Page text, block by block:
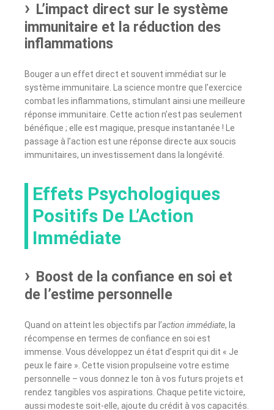
L’impact direct sur le système
immunitaire et la réduction des
inflammations
Bouger a un effet direct et souvent immédiat sur le
système immunitaire. La science montre que l’exercice
combat les inflammations, stimulant ainsi une meilleure
réponse immunitaire. Cette action n’est pas seulement
bénéfique ; elle est magique, presque instantanée ! Le
passage à l’action est une réponse directe aux soucis
immunitaires, un investissement dans la longévité.
Effets Psychologiques
Positifs De L’Action
Immédiate
Boost de la confiance en soi et
de l’estime personnelle
Quand on atteint les objectifs par l’action immédiate, la
récompense en termes de confiance en soi est
immense. Vous développez un état d’esprit qui dit « Je
peux le faire ». Cette vision propulseine votre estime
personnelle – vous donnez le ton à vos futurs projets et
rendez tangibles vos aspirations. Chaque petite victoire,
aussi modeste soit-elle, ajoute du crédit à vos capacités.